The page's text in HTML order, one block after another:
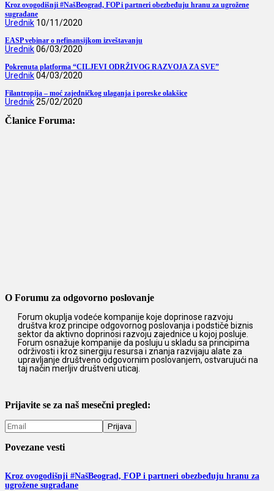
Kroz ovogodišnji #NašBeograd, FOP i partneri obezbeđuju hranu za ugrožene
sugrađane
Urednik 10/11/2020
EASP vebinar o nefinansijkom izveštavanju
Urednik06/03/2020
Pokrenuta platforma “CILJEVI ODRŽIVOG RAZVOJA ZA SVE”
Urednik04/03/2020
Filantropija – moć zajedničkog ulaganja i poreske olakšice
Urednik25/02/2020
Članice Foruma:
O Forumu za odgovorno poslovanje
Forum okuplja vodeće kompanije koje doprinose razvoju
društva kroz principe odgovornog poslovanja i podstiče biznis
sektor da aktivno doprinosi razvoju zajednice u kojoj posluje.
Forum osnažuje kompanije da posluju u skladu sa principima
održivosti i kroz sinergiju resursa i znanja razvijaju alate za
upravljanje društveno odgovornim poslovanjem, ostvarujući na
taj način merljiv društveni uticaj.
Prijavite se za naš mesečni pregled:
Povezane vesti
Kroz ovogodišnji #NašBeograd, FOP i partneri obezbeđuju hranu za
ugrožene sugrađane